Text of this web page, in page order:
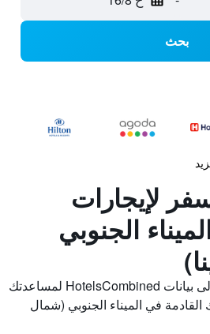
بحث
لإيجارات
الجنوبي
استخدم نصائحنا المستندة إلى بيانات HotelsCombined لمساعدتك
القادمة في الميناء الجنوبي (شمال